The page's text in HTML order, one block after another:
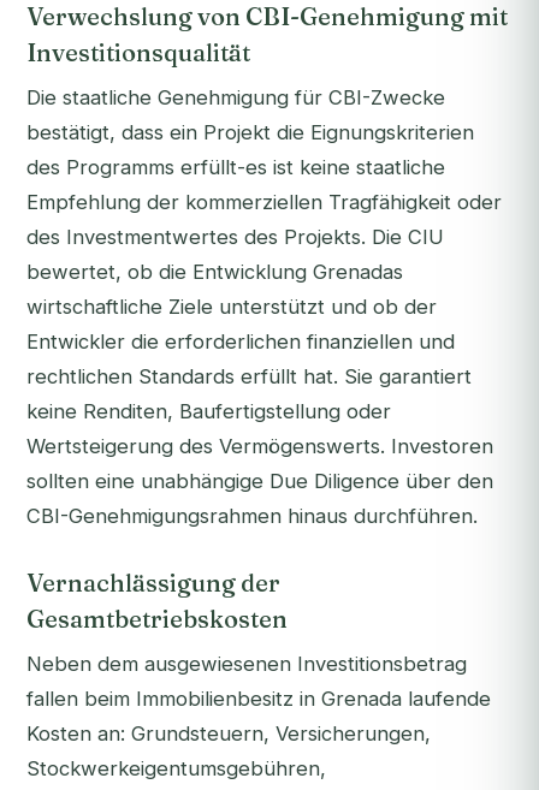
Verwechslung von CBI-Genehmigung mit
Investitionsqualität
Die staatliche Genehmigung für CBI-Zwecke
bestätigt, dass ein Projekt die Eignungskriterien
des Programms erfüllt-es ist keine staatliche
Empfehlung der kommerziellen Tragfähigkeit oder
des Investmentwertes des Projekts. Die CIU
bewertet, ob die Entwicklung Grenadas
wirtschaftliche Ziele unterstützt und ob der
Entwickler die erforderlichen finanziellen und
rechtlichen Standards erfüllt hat. Sie garantiert
keine Renditen, Baufertigstellung oder
Wertsteigerung des Vermögenswerts. Investoren
sollten eine unabhängige Due Diligence über den
CBI-Genehmigungsrahmen hinaus durchführen.
Vernachlässigung der
Gesamtbetriebskosten
Neben dem ausgewiesenen Investitionsbetrag
fallen beim Immobilienbesitz in Grenada laufende
Kosten an: Grundsteuern, Versicherungen,
Stockwerkeigentumsgebühren,